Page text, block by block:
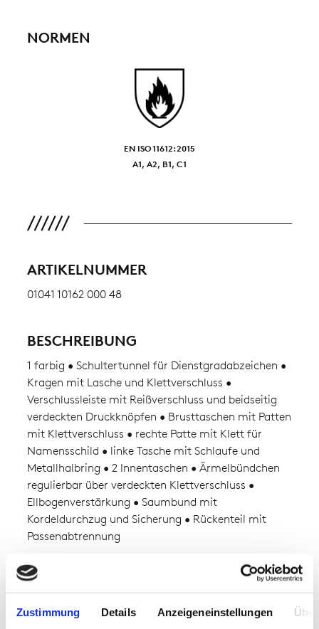
Zustimmung Details Anzeigeneinstellungen
NORMEN
EN ISO 11612:2015
A1, A2, B1, C1
ARTIKELNUMMER
01041 10162 000 48
BESCHREIBUNG
1 farbig • Schultertunnel für Dienstgradabzeichen •
Kragen mit Lasche und Klettverschluss •
Verschlussleiste mit Reißverschluss und beidseitig
verdeckten Druckknöpfen • Brusttaschen mit Patten
mit Klettverschluss • rechte Patte mit Klett für
Namensschild • linke Tasche mit Schlaufe und
Metallhalbring • 2 Innentaschen • Ärmelbündchen
regulierbar über verdeckten Klettverschluss •
Ellbogenverstärkung • Saumbund mit
Kordeldurchzug und Sicherung • Rückenteil mit
Passenabtrennung
EINSATZGEBIETE
Feuerwehren